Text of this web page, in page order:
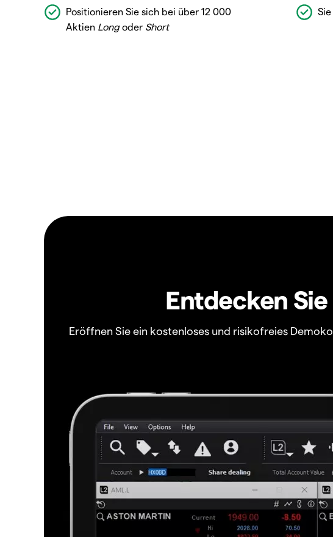
Positionieren Sie sich bei über 12 000
Aktien Longoder Short
Entdecken
Eröffnen Sie ein kostenloses und risikofreies